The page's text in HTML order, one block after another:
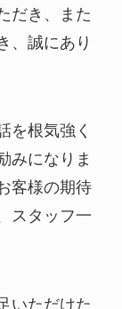
だき、また
、誠にあり
を根気強く
みになりま
客様の期待
スタッフ一
いただけた